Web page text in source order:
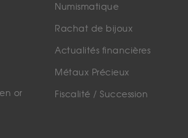
or
Numismatique
Rachat de bijoux
Actualités financières
Métaux Précieux
Fiscalité / Succession